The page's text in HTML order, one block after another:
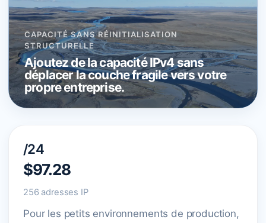
CAPACITÉ SANS RÉINITIALISATION
STRUCTURELLE
Ajoutez de la capacité IPv4 sans
déplacer la couche fragile vers votre
propre entreprise.
/24
$97.28
256 adresses IP
Pour les petits environnements de production,